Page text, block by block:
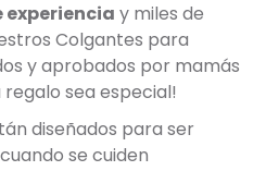
experiencia y miles de
Colgantes para
y aprobados por mamás
regalo sea especial!
diseñados para ser
se cuiden